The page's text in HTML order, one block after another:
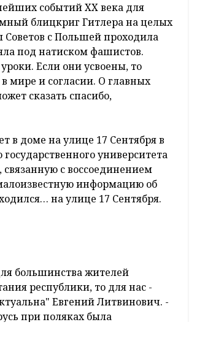
событий XX века для
блицкриг Гитлера на целых
Советов с Польшей проходила
под натиском фашистов.
Если они усвоены, то
мире и согласии. О главных
сказать спасибо,
в доме на улице 17 Сентября в
университета
с воссоединением
информацию об
на улице 17 Сентября.
большинства жителей
республики, то для нас -
Евгений Литвинович. -
при поляках была